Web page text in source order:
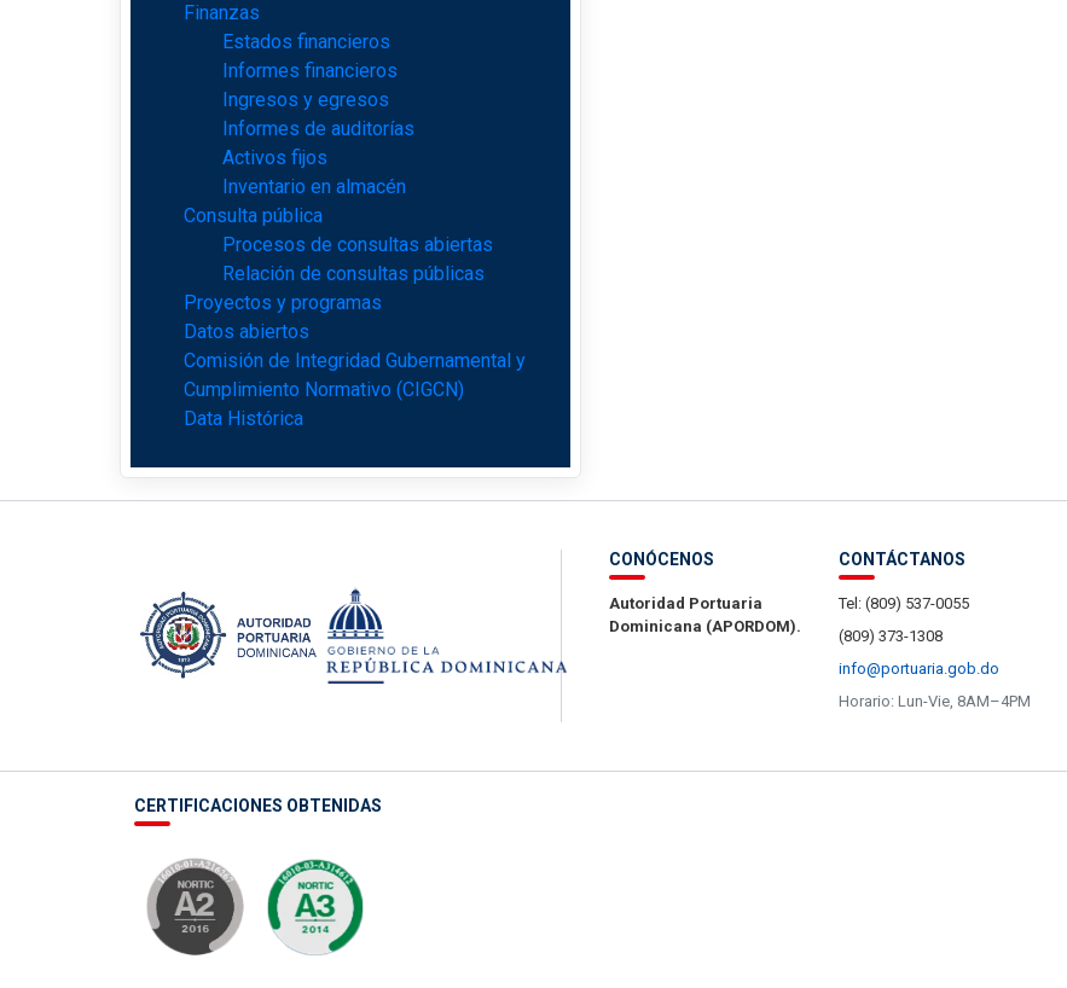
Finanzas
Estados financieros
Informes financieros
Ingresos y egresos
Informes de auditorías
Activos fijos
Inventario en almacén
Consulta pública
Procesos de consultas abiertas
Relación de consultas públicas
Proyectos y programas
Datos abiertos
Comisión de Integridad Gubernamental y
Cumplimiento Normativo (CIGCN)
Data Histórica
CONÓCENOS
Autoridad Portuaria
Dominicana (APORDOM).
CONTÁCTANOS
Tel: (809) 537-0055
(809) 373-1308
info@portuaria.gob.do
Horario: Lun-Vie, 8AM–4PM
CERTIFICACIONES OBTENIDAS